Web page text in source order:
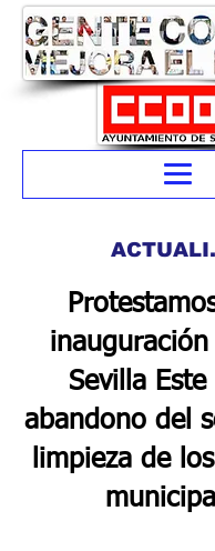
inauguración
Sevilla
abandono del
limpieza de